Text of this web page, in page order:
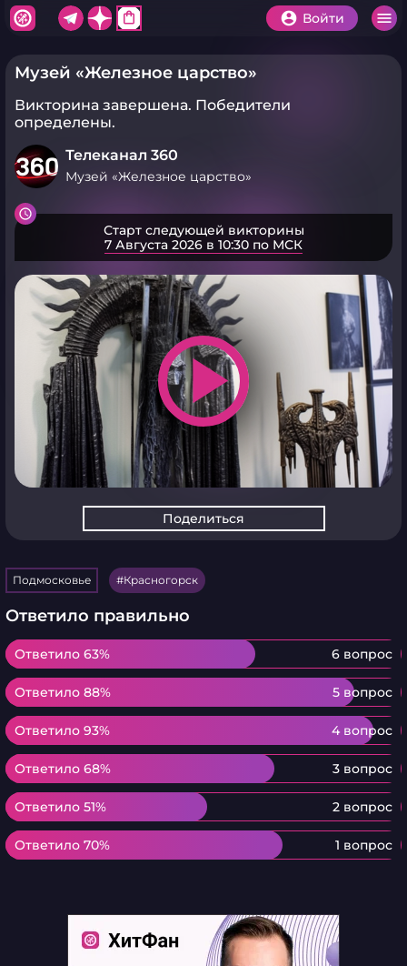
shopping_bag Войти
Музей «Железное царство»
Викторина завершена. Победители
определены.
Телеканал 360
Музей «Железное царство»
Старт следующей викторины
7 Августа 2026 в 10:30 по МСК
play_arrow
Поделиться
Подмосковье Красногорск
Ответило правильно
Ответило 63% 6 вопрос
Ответило 63%
Ответило 88% 5 вопрос
Ответило 88%
Ответило 93% 4 вопрос
Ответило 93%
Ответило 68% 3 вопрос
Ответило 68%
Ответило 51% 2 вопрос
Ответило 51%
Ответило 70% 1 вопрос
Ответило 70%